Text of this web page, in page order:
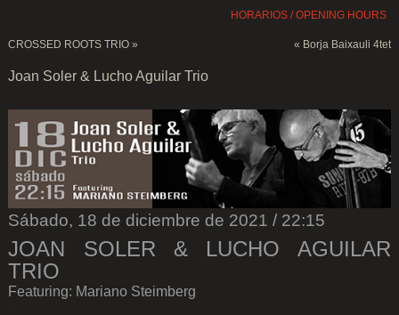
HORARIOS / OPENING HOURS
CROSSED ROOTS TRIO » « Borja Baixauli 4tet
Joan Soler & Lucho Aguilar Trio
Sábado, 18 de diciembre de 2021 / 22:15
JOAN SOLER & LUCHO AGUILAR
TRIO
Featuring: Mariano Steimberg